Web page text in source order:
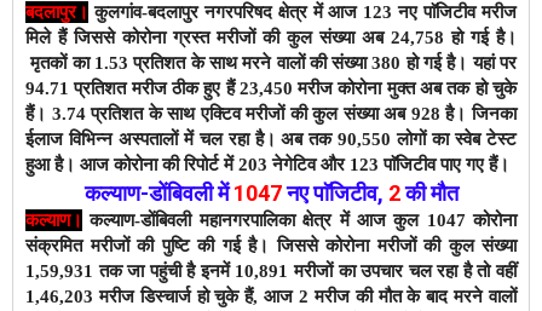
बदलापुर। कुलगांव-बदलापुर नगरपरिषद क्षेत्र में आज 123 नए पाॅजिटीव मरीज
मिले हैं जिससे कोरोना ग्रस्त मरीजों की कुल संख्या अब 24,758 हो गई है।
मृतकों का 1.53 प्रतिशत के साथमरने वालों की संख्या 380 हो गई है। यहां पर
94.71 प्रतिशत मरीज ठीक हुए हैं 23,450 मरीज कोरोना मुक्त अब तक हो चुके
हैं। 3.74 प्रतिशत के साथ एक्टिव मरीजों की कुल संख्या अब 928 है। जिनका
ईलाज विभिन्न अस्पतालों में चल रहा है। अब तक 90,550 लोगों का स्वेब टेस्ट
हुआ है। आज कोरोना की रिपोर्ट में 203 नेगेटिव और 123 पाॅजिटीव पाए गए हैं।
कल्याण-डोंबिवलीमें 1047नएपाॅजिटीव, 2की मौत
कल्याण। कल्याण-डोंबिवली महानगरपालिका क्षेत्र में आज कुल 1047 कोरोना
संक्रमित मरीजों की पुष्टि की गई है। जिससे कोरोना मरीजों की कुल संख्या
1,59,931 तक जा पहुंची है इनमें 10,891 मरीजों का उपचार चल रहा है तो वहीं
1,46,203 मरीज डिस्चार्ज हो चुके हैं,आज 2 मरीज की मौत के बादमरने वालों